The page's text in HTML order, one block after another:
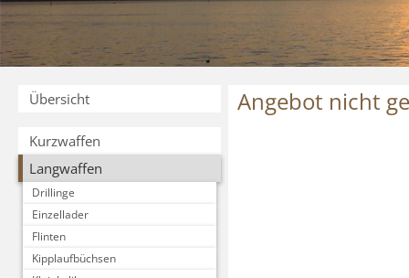
Übersicht
Kurzwaffen
Langwaffen
Drillinge
Einzellader
Flinten
Kipplaufbüchsen
Angebot nicht